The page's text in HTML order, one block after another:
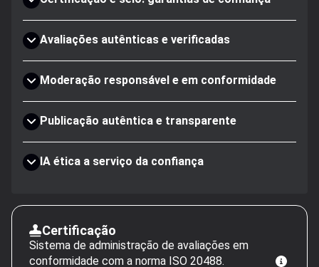
Avaliações autênticas e verificadas
Moderação responsável e em conformidade
Publicação autêntica e transparente
IA ética a serviço da confiança
Certificação
Sistema de administração de avaliações em
conformidade com a norma ISO 20488.